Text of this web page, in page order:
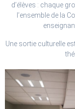
d’élèves : chaque
l’ensemble de la
Une sortie culturelle